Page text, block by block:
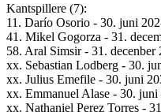
Kantspillere (7):
11. Darío Osorio - 30. juni
41. Mikel Gogorza - 31.
58. Aral Simsir - 31. decenber
xx. Sebastian Lodberg - 30.
xx. Julius Emefile - 30. juni
xx. Emmanuel Alase - 30. juni
xx. Nathaniel Perez Torres -